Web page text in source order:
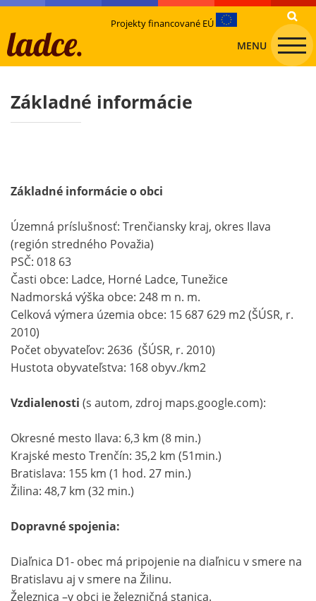
Projekty financované EÚ
MENU
Základné informácie
Základné informácie o obci
Územná príslušnosť: Trenčiansky kraj, okres Ilava
(región stredného Považia)
PSČ: 018 63
Časti obce: Ladce, Horné Ladce, Tunežice
Nadmorská výška obce: 248 m n. m.
Celková výmera územia obce: 15 687 629 m2 (ŠÚSR, r.
2010)
Počet obyvateľov: 2636 (ŠÚSR, r. 2010)
Hustota obyvateľstva: 168 obyv./km2
Vzdialenosti (s autom, zdroj maps.google.com):
Okresné mesto Ilava: 6,3 km (8 min.)
Krajské mesto Trenčín: 35,2 km (51min.)
Bratislava: 155 km (1 hod. 27 min.)
Žilina: 48,7 km (32 min.)
Dopravné spojenia:
Diaľnica D1- obec má pripojenie na diaľnicu v smere na
Bratislavu aj v smere na Žilinu.
Železnica –v obci je železničná stanica.